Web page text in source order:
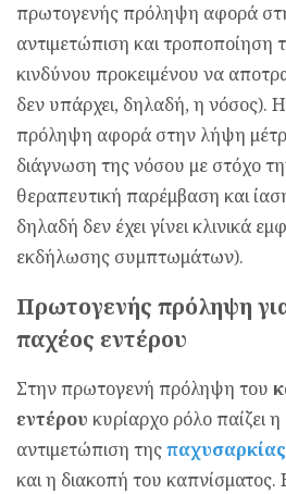
πρωτογενής πρόληψη αφορά
αντιμετώπιση και
κινδύνου προκειμένου να
δεν υπάρχει, δηλαδή, η νόσος).
πρόληψη αφορά στην λήψη
διάγνωση της νόσου με στόχο
θεραπευτική παρέμβαση και
δηλαδή δεν έχει γίνει κλινικά
εκδήλωσης συμπτωμάτων).
Πρωτογενής πρόληψη
παχέος εντέρου
Στην πρωτογενή πρόληψη του
εντέρου κυρίαρχο ρόλο παίζει
αντιμετώπιση τηςπαχυσαρκίας
και η διακοπή του